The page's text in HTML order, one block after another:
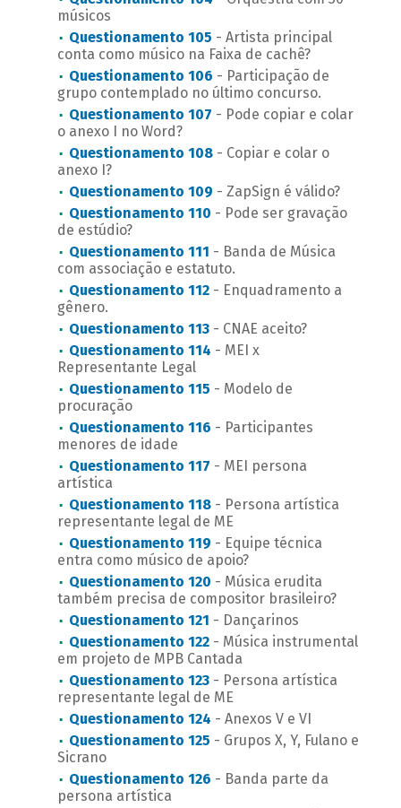
músicos
Questionamento 105 - Artista principal
conta como músico na Faixa de cachê?
Questionamento 106 - Participação de
grupo contemplado no último concurso.
Questionamento 107 - Pode copiar e colar
o anexo I no Word?
Questionamento 108 - Copiar e colar o
anexo I?
Questionamento 109 - ZapSign é válido?
Questionamento 110 - Pode ser gravação
de estúdio?
Questionamento 111 - Banda de Música
com associação e estatuto.
Questionamento 112 - Enquadramento a
gênero.
Questionamento 113 - CNAE aceito?
Questionamento 114 - MEI x
Representante Legal
Questionamento 115 - Modelo de
procuração
Questionamento 116 - Participantes
menores de idade
Questionamento 117 - MEI persona
artística
Questionamento 118 - Persona artística
representante legal de ME
Questionamento 119 - Equipe técnica
entra como músico de apoio?
Questionamento 120 - Música erudita
também precisa de compositor brasileiro?
Questionamento 121 - Dançarinos
Questionamento 122 - Música instrumental
em projeto de MPB Cantada
Questionamento 123 - Persona artística
representante legal de ME
Questionamento 124 - Anexos V e VI
Questionamento 125 - Grupos X, Y, Fulano e
Sicrano
Questionamento 126 - Banda parte da
persona artística